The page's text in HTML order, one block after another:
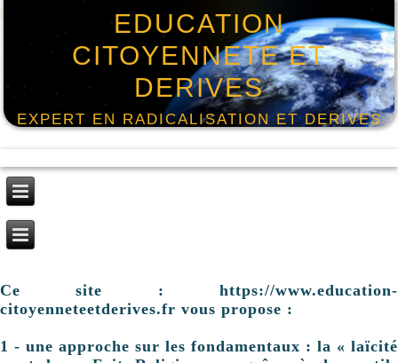
EDUCATION
CITOYENNETE ET
DERIVES
EXPERT EN RADICALISATION ET DERIVES
Ce site : https://www.education-
citoyenneteetderives.fr vous propose :
1 - une approche sur les fondamentaux : la « laïcité